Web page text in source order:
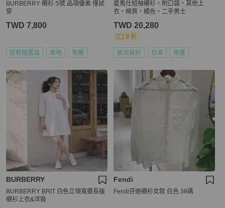
BURBERRY 襯衫 S號 品項優美 僅試
穿
TWD 7,800
近新閒置品 本地 免運
愛馬仕短袖襯衫，附口袋，其他上
衣，棉質，橘色，二手男士
TWD 20,280
9 折
狀況良好 日本 免運
BURBERRY
BURBERRY BRIT 白色立領寬擺長版
襯衫上衣&洋裝
Fendi
Fendi芬迪襯衫女款 白色 38碼